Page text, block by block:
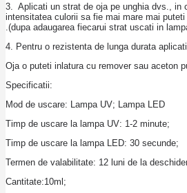
3. Aplicati un strat de oja pe unghia dvs., in
intensitatea culorii sa fie mai mare mai
.(dupa adaugarea fiecarui strat uscati in
4. Pentru o rezistenta de lunga durata
Oja o puteti inlatura cu remover sau aceton
Specificatii:
Mod de uscare: Lampa UV; Lampa LED
Timp de uscare la lampa UV: 1-2 minute;
Timp de uscare la lampa LED: 30 secunde;
Termen de valabilitate: 12 luni de la
Cantitate:10ml;